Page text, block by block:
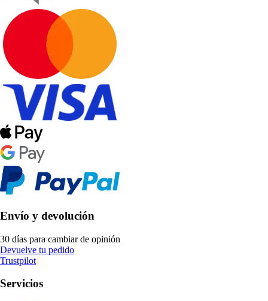
Envío y devolución
30 días para cambiar de opinión
Devuelve tu pedido
Trustpilot
Servicios